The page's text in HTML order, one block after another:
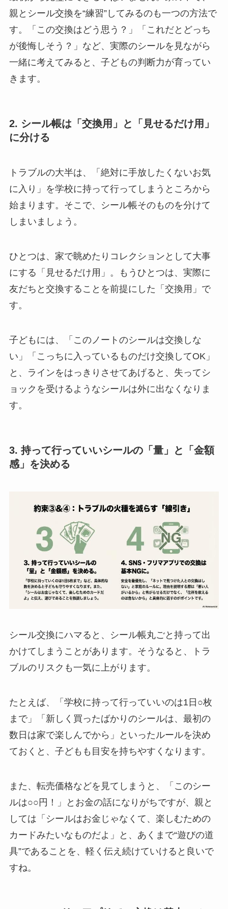
親とシール交換を“練習”してみるのも一つの方法で
す。「この交換はどう思う？」「これだとどっち
が後悔しそう？」など、実際のシールを見ながら
一緒に考えてみると、子どもの判断力が育ってい
きます。
2. シール帳は「交換用」と「見せるだけ用」
に分ける
トラブルの大半は、「絶対に手放したくないお気
に入り」を学校に持って行ってしまうところから
始まります。そこで、シール帳そのものを分けて
しまいましょう。
ひとつは、家で眺めたりコレクションとして大事
にする「見せるだけ用」。もうひとつは、実際に
友だちと交換することを前提にした「交換用」で
す。
子どもには、「このノートのシールは交換しな
い」「こっちに入っているものだけ交換してOK」
と、ラインをはっきりさせてあげると、失ってシ
ョックを受けるようなシールは外に出なくなりま
す。
3. 持って行っていいシールの「量」と「金額
感」を決める
シール交換にハマると、シール帳丸ごと持って出
かけてしまうことがあります。そうなると、トラ
ブルのリスクも一気に上がります。
たとえば、「学校に持って行っていいのは1日○枚
まで」「新しく買ったばかりのシールは、最初の
数日は家で楽しんでから」といったルールを決め
ておくと、子どもも目安を持ちやすくなります。
また、転売価格などを見てしまうと、「このシー
ルは○○円！」とお金の話になりがちですが、親と
しては「シールはお金じゃなくて、楽しむための
カードみたいなものだよ」と、あくまで“遊びの道
具”であることを、軽く伝え続けていけると良いで
すね。